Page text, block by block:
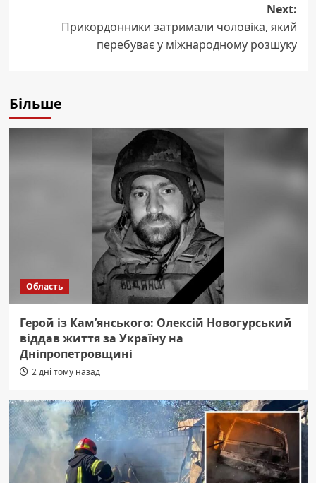
Next:
Прикордонники затримали чоловіка, який
перебуває у міжнародному розшуку
Більше
Область
Герой із Кам’янського: Олексій Новогурський
віддав життя за Україну на
Дніпропетровщині
2 дні тому назад